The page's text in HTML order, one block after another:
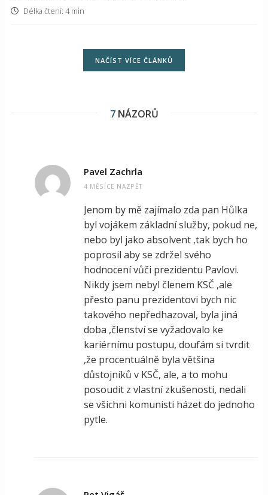
Délka čtení: 4 min
NAČÍST VÍCE ČLÁNKŮ
7NÁZORŮ
Pavel Zachrla
4 MĚSÍCE NAZPĚT
Jenom by mě zajímalo zda pan Hůlka
byl vojákem základní služby, pokud ne,
nebo byl jako absolvent ,tak bych ho
poprosil aby se zdržel svého
hodnocení vůči prezidentu Pavlovi.
Nikdy jsem nebyl členem KSČ ,ale
přesto panu prezidentovi bych nic
takového nepředhazoval, byla jiná
doba ,členství se vyžadovalo ke
kariérnímu postupu, doufám si tvrdit
,že procentuálně byla většina
důstojníků v KSČ, ale, a to mohu
posoudit z vlastní zkušenosti, nedali
se všichni komunisti házet do jednoho
pytle.